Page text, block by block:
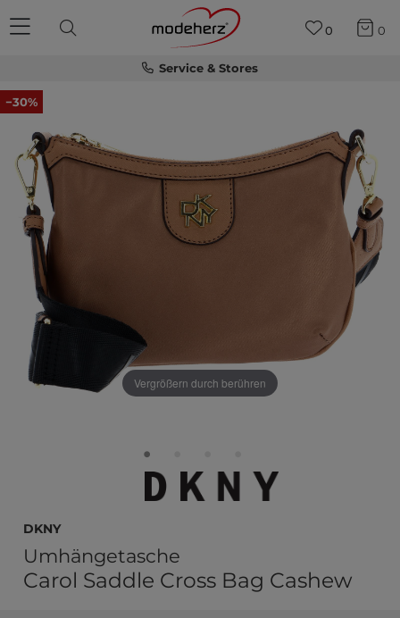
Service & Stores
0 0
−30%
Vergrößern durch berühren
DKNY
Umhängetasche
Carol Saddle Cross Bag Cashew